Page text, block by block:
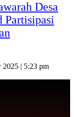
Desa
Partisipasi
2025 | 5:23 pm